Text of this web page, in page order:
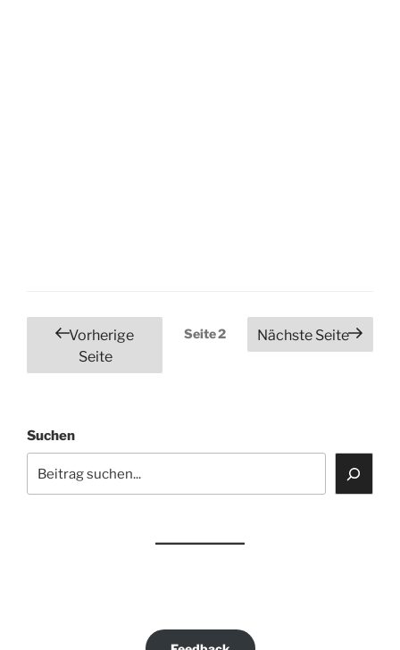
Seitennummerierung
Beiträge
Vorherige
Seite
Seite2 Nächste Seite
Suchen